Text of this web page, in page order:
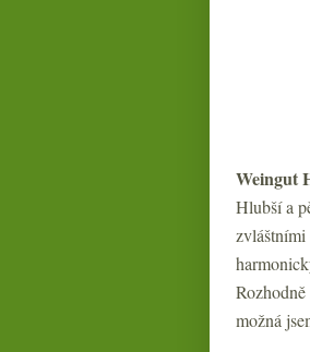
Weingut
Hlubší a
zvláštními
možná